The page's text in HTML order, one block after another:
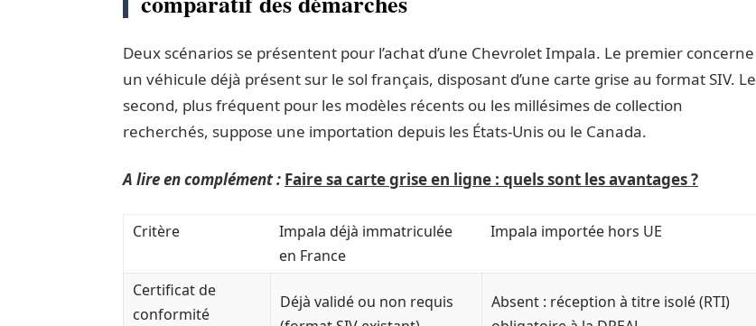
Deux scénarios se présentent pour l’achat d’une Chevrolet Impala. Le premier concerne
un véhicule déjà présent sur le sol français, disposant d’une carte grise au format SIV. Le
second, plus fréquent pour les modèles récents ou les millésimes de collection
recherchés, suppose une importation depuis les États-Unis ou le Canada.
A lire en complément : Faire sa carte grise en ligne : quels sont les avantages ?
Critère
Impala déjà immatriculée
en France
Impala importée hors UE
Certificat de
conformité
Déjà validé ou non requis
Absent : réception à titre isolé (RTI)